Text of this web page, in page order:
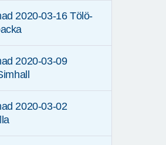
2020-03-16 Tölö-
2020-03-09
2020-03-02